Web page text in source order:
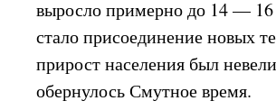
выросло примерно до 14 —
стало присоединение новых
прирост населения был
обернулось Смутное время.